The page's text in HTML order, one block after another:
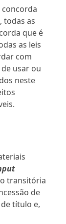
concorda
todas as
que é
as leis
com
usar ou
neste
transitória
de
título e,